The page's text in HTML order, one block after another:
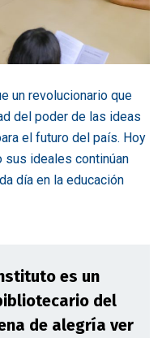
un revolucionario que
del poder de las ideas
el futuro del país. Hoy
sus ideales continúan
día en la educación
es un
del
de alegría ver